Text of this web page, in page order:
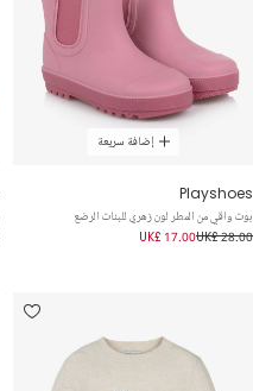
إضافة سريعة
Playshoes
بوت واقي من المطر لون زهري للبنات الرضع
UK£ 28.00
UK£ 17.00